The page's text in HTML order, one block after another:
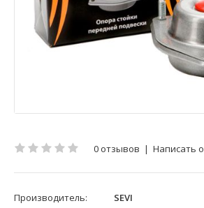
0 отзывов | Написать
Производитель:
SEVI